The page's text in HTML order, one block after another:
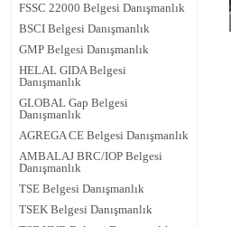
FSSC 22000 Belgesi Danışmanlık
BSCI Belgesi Danışmanlık
GMP Belgesi Danışmanlık
HELAL GIDA Belgesi
Danışmanlık
GLOBAL Gap Belgesi
Danışmanlık
AGREGA CE Belgesi Danışmanlık
AMBALAJ BRC/IOP Belgesi
Danışmanlık
TSE Belgesi Danışmanlık
TSEK Belgesi Danışmanlık